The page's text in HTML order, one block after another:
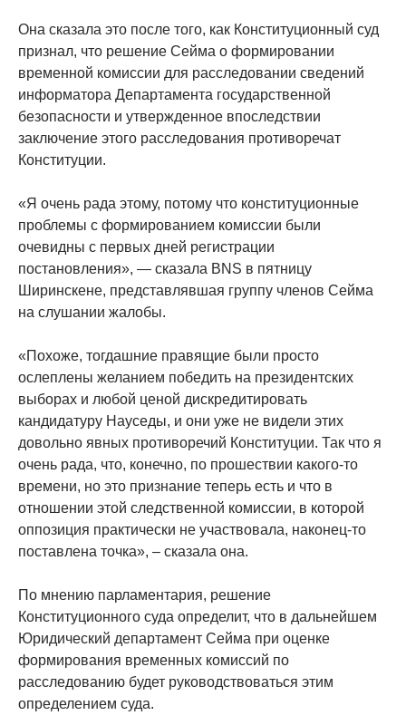
Она сказала это после того, как Конституционный суд
признал, что решение Сейма о формировании
временной комиссии для расследовании сведений
информатора Департамента государственной
безопасности и утвержденное впоследствии
заключение этого расследования противоречат
Конституции.
«Я очень рада этому, потому что конституционные
проблемы с формированием комиссии были
очевидны с первых дней регистрации
постановления», — сказала BNS в пятницу
Ширинскене, представлявшая группу членов Сейма
на слушании жалобы.
«Похоже, тогдашние правящие были просто
ослеплены желанием победить на президентских
выборах и любой ценой дискредитировать
кандидатуру Науседы, и они уже не видели этих
довольно явных противоречий Конституции. Так что я
очень рада, что, конечно, по прошествии какого-то
времени, но это признание теперь есть и что в
отношении этой следственной комиссии, в которой
оппозиция практически не участвовала, наконец-то
поставлена точка», – сказала она.
По мнению парламентария, решение
Конституционного суда определит, что в дальнейшем
Юридический департамент Сейма при оценке
формирования временных комиссий по
расследованию будет руководствоваться этим
определением суда.